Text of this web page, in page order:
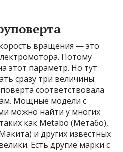
вращения — это
Потому
этот параметр. Но тут
сразу три величины:
соответствовала
Мощные модели с
можно найти у многих
как Metabo (Метабо),
и других известных
Есть другие марки с